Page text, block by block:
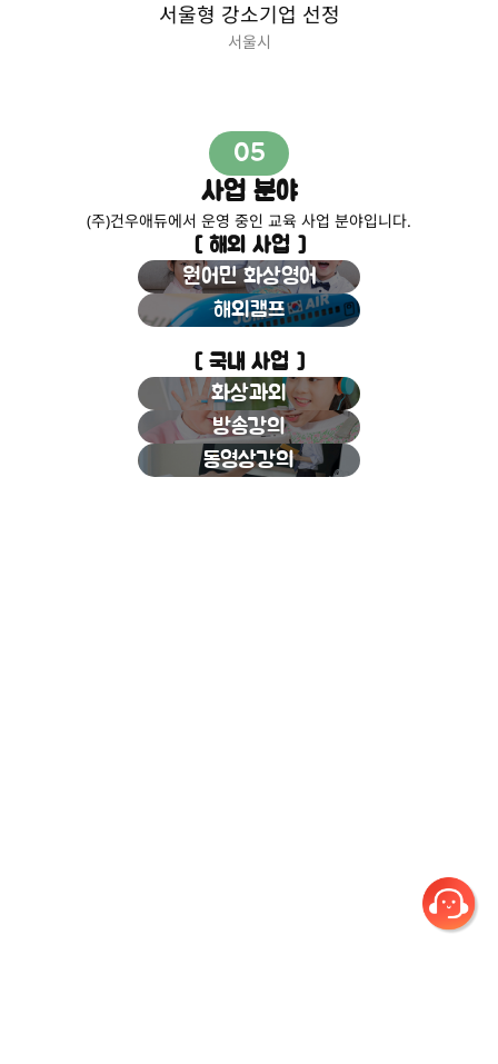
서울형 강소기업 선정
서울시
05
사업 분야
(주)건우애듀에서 운영 중인 교육 사업 분야입니다.
[ 해외 사업 ]
원어민 화상영어
해외캠프
[ 국내 사업 ]
화상과외
방송강의
동영상강의